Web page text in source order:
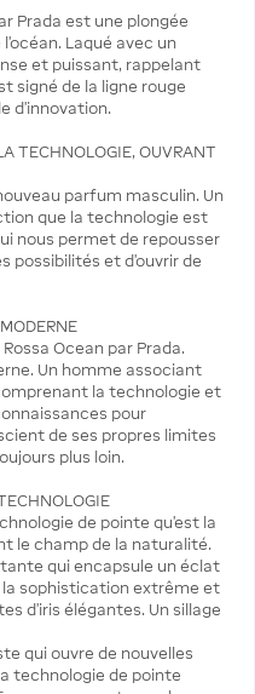
Prada est une plongée
Laqué avec un
et puissant, rappelant
signé de la ligne rouge
d’innovation.
TECHNOLOGIE, OUVRANT
parfum masculin. Un
que la technologie est
nous permet de repousser
possibilités et d’ouvrir de
Ocean par Prada.
Un homme associant
la technologie et
pour
de ses propres limites
plus loin.
de pointe qu’est la
le champ de la naturalité.
qui encapsule un éclat
sophistication extrême et
d’iris élégantes. Un sillage
qui ouvre de nouvelles
technologie de pointe